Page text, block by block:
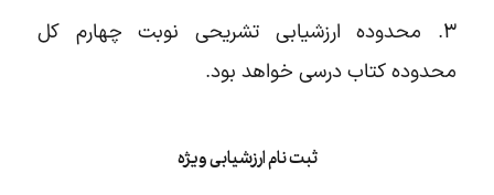
۳. محدوده ارزشیابی تشریحی نوبت چهارم کل
محدوده کتاب درسی خواهد بود.
ثبت نام ارزشیابی ویژه